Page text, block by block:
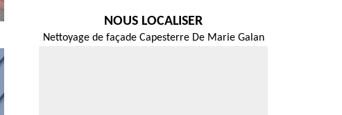
NOUS LOCALISER
Nettoyage de façade Capesterre De Marie Galan